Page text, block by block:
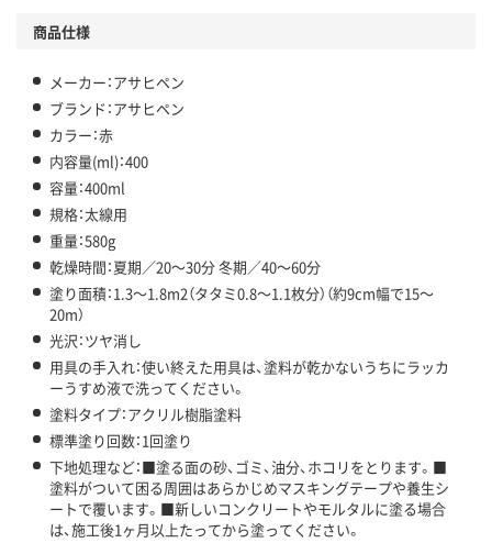
商品仕様
メーカー：アサヒペン
ブランド：アサヒペン
カラー：赤
内容量(ml)：400
容量：400ml
規格：太線用
重量：580g
乾燥時間：夏期／20～30分 冬期／40～60分
塗り面積：1.3～1.8m2（タタミ0.8～1.1枚分）（約9cm幅で15～
20m）
光沢：ツヤ消し
用具の手入れ：使い終えた用具は、塗料が乾かないうちにラッカ
ーうすめ液で洗ってください。
塗料タイプ：アクリル樹脂塗料
標準塗り回数：1回塗り
下地処理など：■塗る面の砂、ゴミ、油分、ホコリをとります。■
塗料がついて困る周囲はあらかじめマスキングテープや養生シ
ートで覆います。■新しいコンクリートやモルタルに塗る場合
は、施工後1ヶ月以上たってから塗ってください。